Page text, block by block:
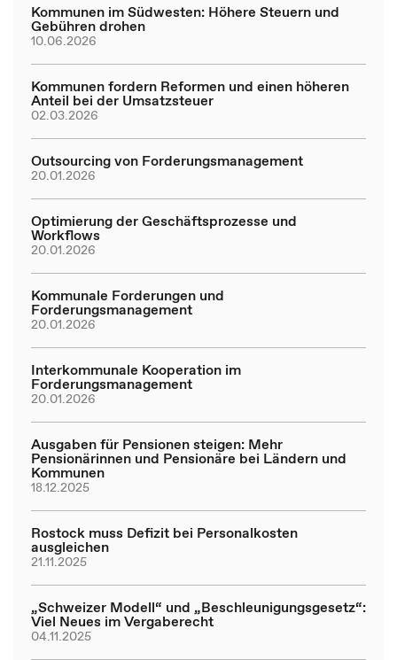
Kommunen im Südwesten: Höhere Steuern und
Gebühren drohen
10.06.2026
Kommunen fordern Reformen und einen höheren
Anteil bei der Umsatzsteuer
02.03.2026
Outsourcing von Forderungsmanagement
20.01.2026
Optimierung der Geschäftsprozesse und
Workflows
20.01.2026
Kommunale Forderungen und
Forderungsmanagement
20.01.2026
Interkommunale Kooperation im
Forderungsmanagement
20.01.2026
Ausgaben für Pensionen steigen: Mehr
Pensionärinnen und Pensionäre bei Ländern und
Kommunen
18.12.2025
Rostock muss Defizit bei Personalkosten
ausgleichen
21.11.2025
„Schweizer Modell“ und „Beschleunigungsgesetz“:
Viel Neues im Vergaberecht
04.11.2025